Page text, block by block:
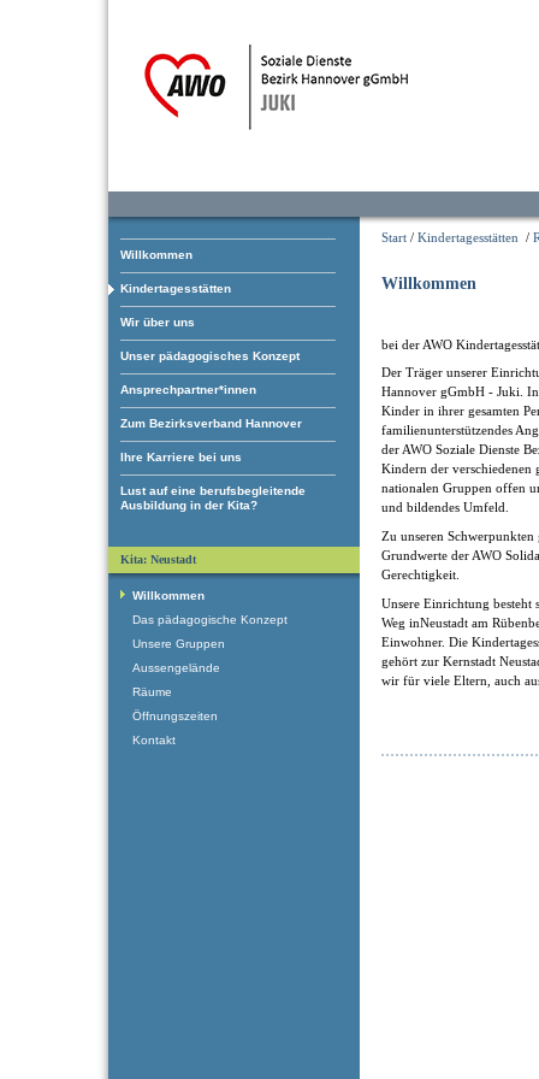
Willkommen
Kindertagesstätten
Wir über uns
Unser pädagogisches Konzept
Ansprechpartner*innen
Zum Bezirksverband Hannover
Ihre Karriere bei uns
Lust auf eine berufsbegleitende
Ausbildung in der Kita?
Start / Kindertagesstätten /
Willkommen
bei der AWO
Der Träger unserer
Hannover gGmbH - Juki.
Kinder in ihrer gesamten
familienunterstützendes
der AWO Soziale Dienste
Kindern der verschiedenen
nationalen Gruppen offen
und bildendes Umfeld.
Zu unseren
Grundwerte der AWO
Gerechtigkeit.
Unsere Einrichtung
Weg inNeustadt am
Einwohner. Die
gehört zur Kernstadt
wir für viele Eltern, auch
Kita: Neustadt
Willkommen
Das pädagogische Konzept
Unsere Gruppen
Aussengelände
Räume
Öffnungszeiten
Kontakt